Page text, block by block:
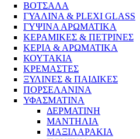
ΒΟΤΣΑΛΑ
ΓΥΑΛΙΝΑ & PLEXI GLASS
ΓΥΨΙΝΑ ΑΡΩΜΑΤΙΚΑ
ΚΕΡΑΜΙΚΕΣ & ΠΕΤΡΙΝΕΣ
ΚΕΡΙΑ & ΑΡΩΜΑΤΙΚΑ
ΚΟΥΤΑΚΙΑ
ΚΡΕΜΑΣΤΕΣ
ΞΥΛΙΝΕΣ & ΠΑΙΔΙΚΕΣ
ΠΟΡΣΕΛΑΝΙΝΑ
ΥΦΑΣΜΑΤΙΝA
ΔΕΡΜΑΤΙΝΗ
ΜΑΝΤΗΛΙΑ
ΜΑΞΙΛΑΡΑΚΙΑ